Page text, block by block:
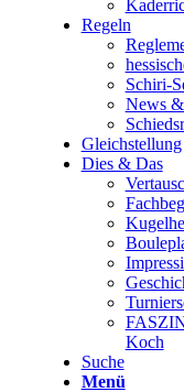
Regeln
Schiri-
News
Gleichstellung
Dies & Das
Koch
Suche
Menü